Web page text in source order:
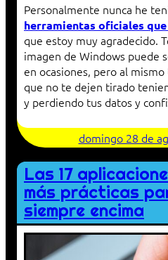
Personalmente nunca he
herramientas oficiales
que estoy muy agradecido.
imagen de Windows puede
en ocasiones, pero al
que no te dejen tirado
y perdiendo tus datos y
domingo 28 de
Las 17
más prácticas
siempre encima